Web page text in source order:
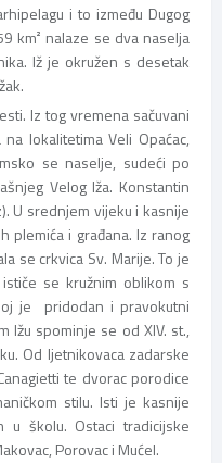
i to između Dugog
km² nalaze se dva naselja
Iž je okružen s desetak
Iz tog vremena sačuvani
lokalitetima Veli Opaćac,
se naselje, sudeći po
Velog Iža. Konstantin
U srednjem vijeku i kasnije
plemića i građana. Iz ranog
se crkvica Sv. Marije. To je
se kružnim oblikom s
je pridodan i pravokutni
Ižu spominje se od XIV. st.,
Od ljetnikovaca zadarske
te dvorac porodice
stilu. Isti je kasnije
školu. Ostaci tradicijske
Porovac i Mućel.